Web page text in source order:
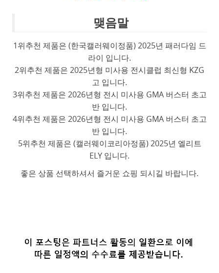
맺음말
1위추천 제품은 (한국캘러웨이정품) 2025년 패러다임 드
라이 입니다.
2위추천 제품은 2025년형 미사용 전시클럽 최신형 KZG
고 입니다.
3위추천 제품은 2026년형 전시 미사용 GMA 버스터 초고
반 입니다.
4위추천 제품은 2026년형 전시 미사용 GMA 버스터 초고
반 입니다.
5위추천 제품은 (캘러웨이코리아정품) 2025년 엘리트
ELY 입니다.
좋은 상품 선택하셔서 즐거운 쇼핑 되시길 바랍니다.